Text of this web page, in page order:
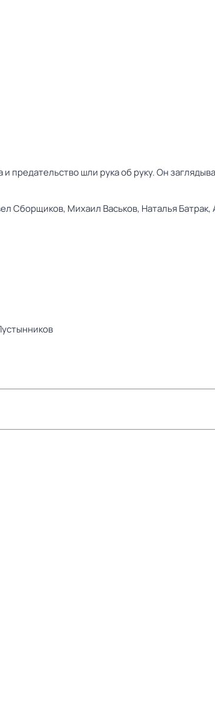
предательство шли рука об руку. Он
Сборщиков, Михаил Васьков, Наталья Батрак,